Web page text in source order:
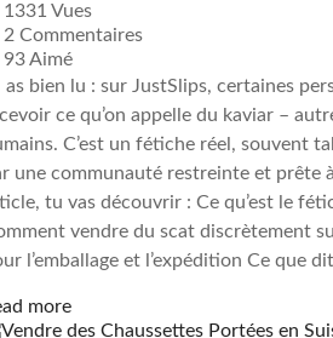
1331 Vues
2 Commentaires
93Aimé
as bien lu : sur JustSlips, certaines
ce qu’on appelle du kaviar –
C’est un fétiche réel, souvent
une communauté restreinte et prête
tu vas découvrir : Ce qu’est le
vendre du scat discrètement
l’emballage et l’expédition Ce que
more